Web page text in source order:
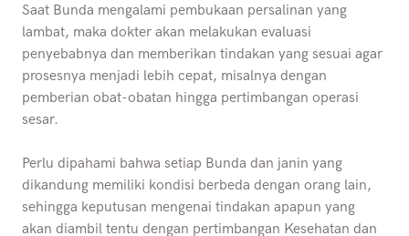
Saat Bunda mengalami pembukaan persalinan yang
lambat, maka dokter akan melakukan evaluasi
penyebabnya dan memberikan tindakan yang sesuai agar
prosesnya menjadi lebih cepat, misalnya dengan
pemberian obat-obatan hingga pertimbangan operasi
sesar.
Perlu dipahami bahwa setiap Bunda dan janin yang
dikandung memiliki kondisi berbeda dengan orang lain,
sehingga keputusan mengenai tindakan apapun yang
akan diambil tentu dengan pertimbangan Kesehatan dan